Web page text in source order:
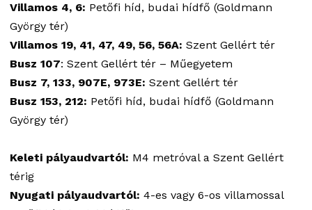
Villamos 4, 6: Petőfi híd, budai hídfő (Goldmann
György tér)
Villamos 19, 41, 47, 49, 56, 56A: Szent Gellért tér
Busz 107: Szent Gellért tér – Műegyetem
Busz 7, 133, 907E, 973E: Szent Gellért tér
Busz 153, 212: Petőfi híd, budai hídfő (Goldmann
György tér)
Keleti pályaudvartól: M4 metróval a Szent Gellért
térig
Nyugati pályaudvartól: 4-es vagy 6-os villamossal